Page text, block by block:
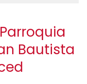
Bautista